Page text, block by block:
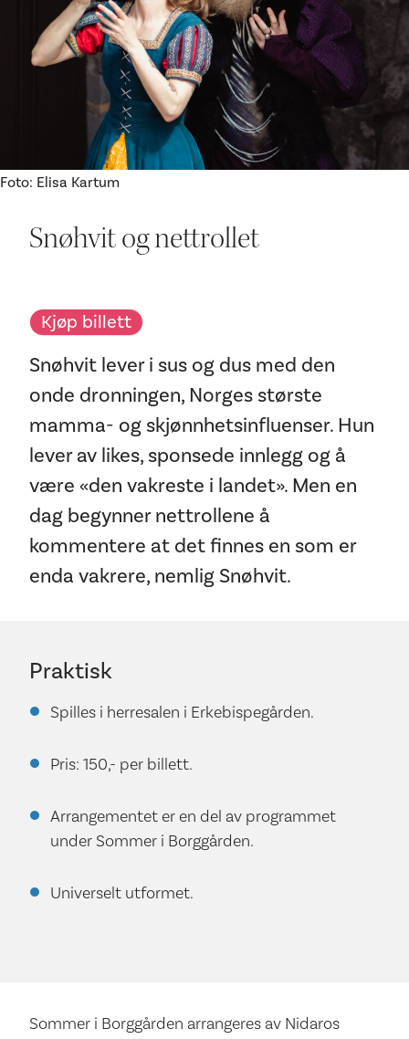
Ditt besøk
Foto: Elisa Kartum
Snøhvit og nettrollet
Kjøp billett
Snøhvit lever i sus og dus med den
onde dronningen, Norges største
mamma- og skjønnhetsinfluenser. Hun
lever av likes, sponsede innlegg og å
være «den vakreste i landet». Men en
dag begynner nettrollene å
kommentere at det finnes en som er
enda vakrere, nemlig Snøhvit.
Praktisk
Spilles i herresalen i Erkebispegården.
Pris: 150,- per billett.
Arrangementet er en del av programmet
under Sommer i Borggården.
Universelt utformet.
Sommer i Borggården arrangeres av Nidaros